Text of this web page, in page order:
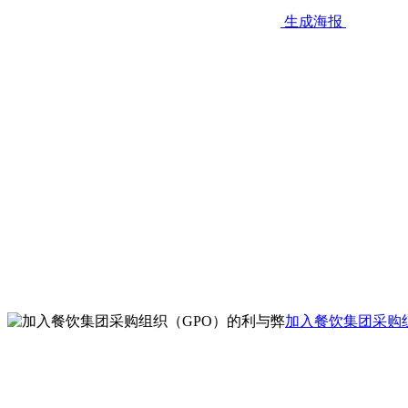
生成海报
加入餐饮集团采购